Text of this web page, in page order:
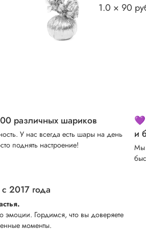
1.0 × 90
различных шариков
У нас всегда есть шары на день
поднять настроение!
💜
и
Мы
2017 года
эмоции. Гордимся, что вы доверяете
моменты.